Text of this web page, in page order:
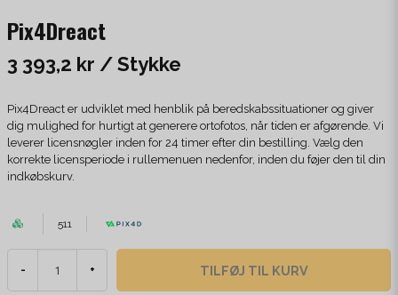
Pix4Dreact
3 393,2 kr / Stykke
Pix4Dreact er udviklet med henblik på beredskabssituationer og giver
dig mulighed for hurtigt at generere ortofotos, når tiden er afgørende. Vi
leverer licensnøgler inden for 24 timer efter din bestilling. Vælg den
korrekte licensperiode i rullemenuen nedenfor, inden du føjer den til din
indkøbskurv.
511
- + TILFØJ TIL KURV